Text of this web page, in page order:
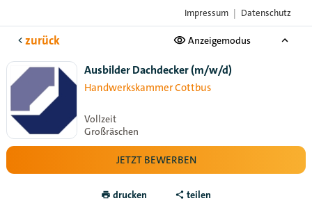
der Handwerksorganisationen
Impressum | Datenschutz
zurück Anzeigemodus
Ausbilder Dachdecker (m/w/d)
Handwerkskammer Cottbus
Vollzeit
Großräschen
JETZT BEWERBEN
drucken teilen